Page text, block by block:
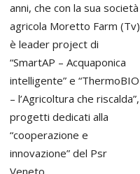
anni, che con la sua società
agricola Moretto Farm (Tv)
è leader project di
“SmartAP – Acquaponica
intelligente” e “ThermoBIO
– l’Agricoltura che riscalda”,
progetti dedicati alla
“cooperazione e
innovazione” del Psr
Veneto.